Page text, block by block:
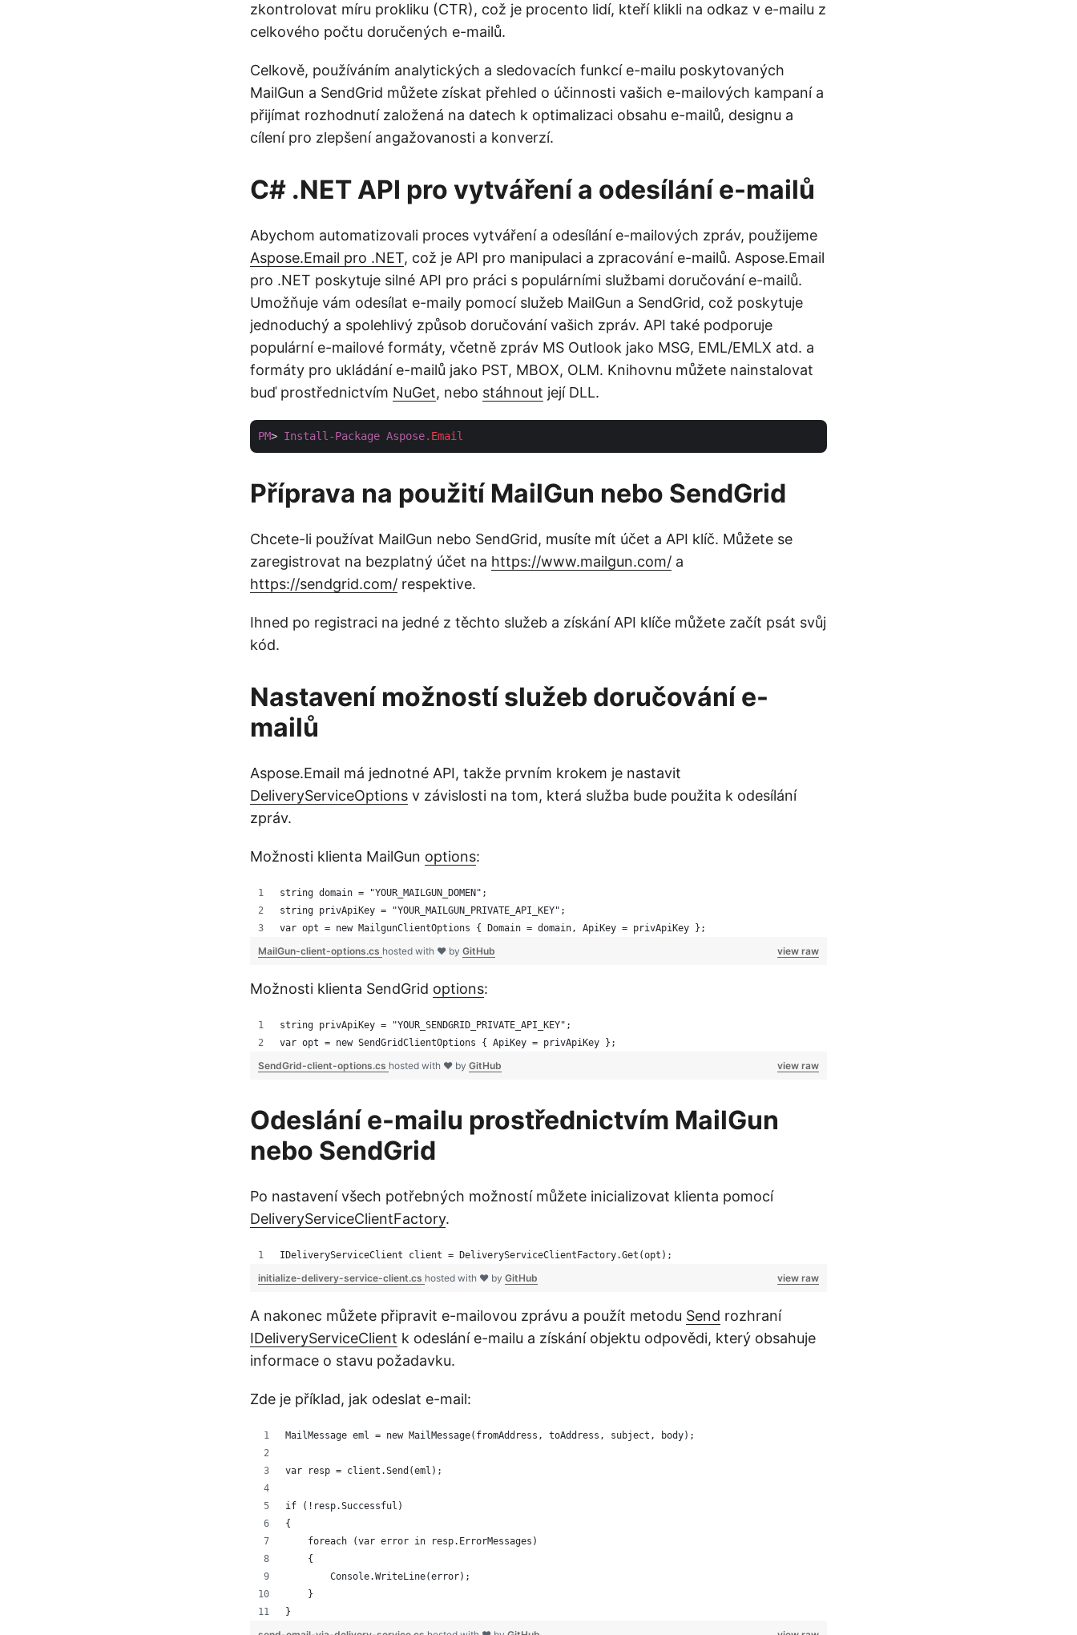
zkontrolovat míru prokliku (CTR), což je procento lidí, kteří klikli na odkaz v e-mailu z
celkového počtu doručených e-mailů.
Celkově, používáním analytických a sledovacích funkcí e-mailu poskytovaných
MailGun a SendGrid můžete získat přehled o účinnosti vašich e-mailových kampaní a
přijímat rozhodnutí založená na datech k optimalizaci obsahu e-mailů, designu a
cílení pro zlepšení angažovanosti a konverzí.
C# .NET API pro vytváření a odesílání e-mailů
Abychom automatizovali proces vytváření a odesílání e-mailových zpráv, použijeme
Aspose.Email pro .NET, což je API pro manipulaci a zpracování e-mailů. Aspose.Email
pro .NET poskytuje silné API pro práci s populárními službami doručování e-mailů.
Umožňuje vám odesílat e-maily pomocí služeb MailGun a SendGrid, což poskytuje
jednoduchý a spolehlivý způsob doručování vašich zpráv. API také podporuje
populární e-mailové formáty, včetně zpráv MS Outlook jako MSG, EML/EMLX atd. a
formáty pro ukládání e-mailů jako PST, MBOX, OLM. Knihovnu můžete nainstalovat
buď prostřednictvím NuGet, nebo stáhnout její DLL.
PM> Install-Package Aspose.Email
Příprava na použití MailGun nebo SendGrid
Chcete-li používat MailGun nebo SendGrid, musíte mít účet a API klíč. Můžete se
zaregistrovat na bezplatný účet na https://www.mailgun.com/ a
https://sendgrid.com/ respektive.
Ihned po registraci na jedné z těchto služeb a získání API klíče můžete začít psát svůj
kód.
Nastavení možností služeb doručování e-
mailů
Aspose.Email má jednotné API, takže prvním krokem je nastavit
DeliveryServiceOptions v závislosti na tom, která služba bude použita k odesílání
zpráv.
Možnosti klienta MailGun options:
string domain = "YOUR_MAILGUN_DOMEN";
string privApiKey = "YOUR_MAILGUN_PRIVATE_API_KEY";
var opt = new MailgunClientOptions { Domain = domain, ApiKey = privApiKey };
view raw
MailGun-client-options.cs hosted with ❤ by GitHub
Možnosti klienta SendGrid options:
string privApiKey = "YOUR_SENDGRID_PRIVATE_API_KEY";
var opt = new SendGridClientOptions { ApiKey = privApiKey };
view raw
SendGrid-client-options.cs hosted with ❤ by GitHub
Odeslání e-mailu prostřednictvím MailGun
nebo SendGrid
Po nastavení všech potřebných možností můžete inicializovat klienta pomocí
DeliveryServiceClientFactory.
IDeliveryServiceClient client = DeliveryServiceClientFactory.Get(opt);
view raw
initialize-delivery-service-client.cs hosted with ❤ by GitHub
A nakonec můžete připravit e-mailovou zprávu a použít metodu Send rozhraní
IDeliveryServiceClient k odeslání e-mailu a získání objektu odpovědi, který obsahuje
informace o stavu požadavku.
Zde je příklad, jak odeslat e-mail:
MailMessage eml = new MailMessage(fromAddress, toAddress, subject, body);
var resp = client.Send(eml);
if (!resp.Successful)
{
    foreach (var error in resp.ErrorMessages)
    {
        Console.WriteLine(error);
    }
}